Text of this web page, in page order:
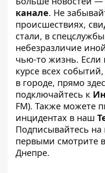
канале. Не
происшествиях,
стали, в
небезразличие
чью-то жизнь. Если
курсе всех
в городе, прямо
подключайтесь к
FM). Также можете
инцидентах в наш
Подписывайтесь на
первыми смотрите
Днепре.